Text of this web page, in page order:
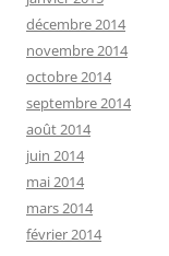
décembre 2014
novembre 2014
octobre 2014
septembre 2014
août 2014
juin 2014
mai 2014
mars 2014
février 2014